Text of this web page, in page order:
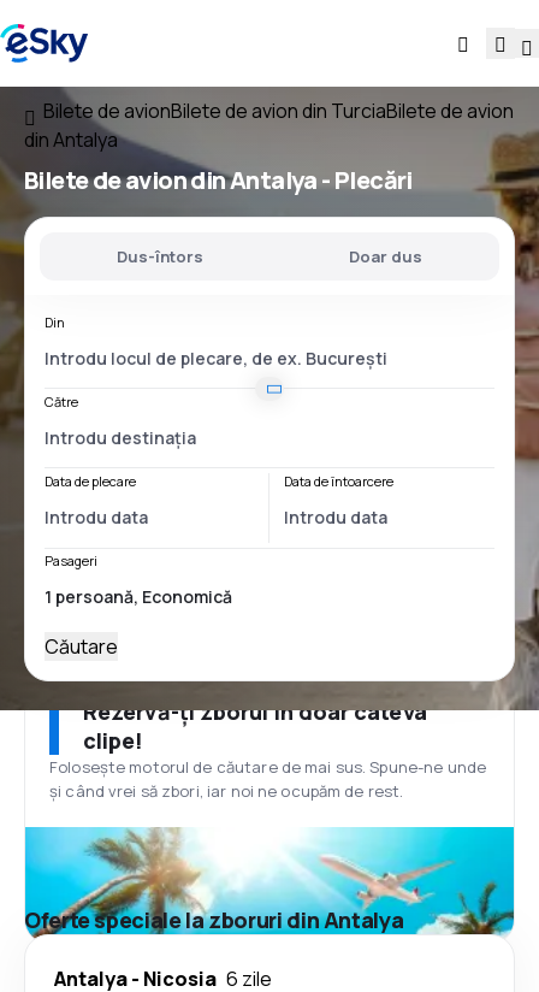
Bilete de avionBilete de avion din TurciaBilete de avion
din Antalya
Bilete de aviondin Antalya- Plecări
Dus-întors Doar dus
Din
Către
Data de plecare Data de întoarcere
Pasageri
Căutare
Rezervă-ți zborul în doar câteva
clipe!
Folosește motorul de căutare de mai sus. Spune-ne unde
și când vrei să zbori, iar noi ne ocupăm de rest.
Oferte speciale la zboruri din Antalya
Antalya- Nicosia 6 zile